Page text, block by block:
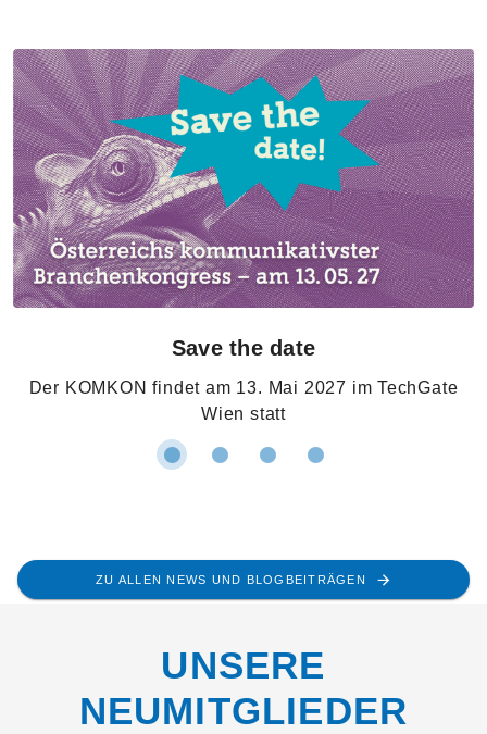
Save the date
Der KOMKON findet am 13. Mai 2027 im TechGate
Wien statt
ZU ALLEN NEWS UND BLOGBEITRÄGEN
UNSERE
NEUMITGLIEDER